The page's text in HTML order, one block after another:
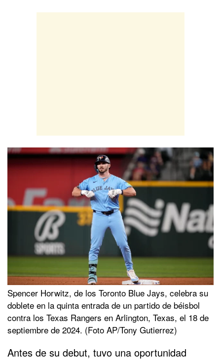
Spencer Horwitz, de los Toronto Blue Jays, celebra su
doblete en la quinta entrada de un partido de béisbol
contra los Texas Rangers en Arlington, Texas, el 18 de
septiembre de 2024. (Foto AP/Tony Gutierrez)
Antes de su debut, tuvo una oportunidad